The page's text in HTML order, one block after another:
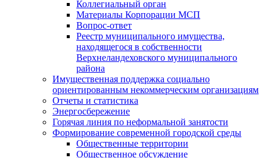
Коллегиальный орган
Материалы Корпорации МСП
Вопрос-ответ
Реестр муниципального имущества,
находящегося в собственности
Верхнеландеховского муниципального
района
Имущественная поддержка социально
ориентированным некоммерческим организациям
Отчеты и статистика
Энергосбережение
Горячая линия по неформальной занятости
Формирование современной городской среды
Общественные территории
Общественное обсуждение